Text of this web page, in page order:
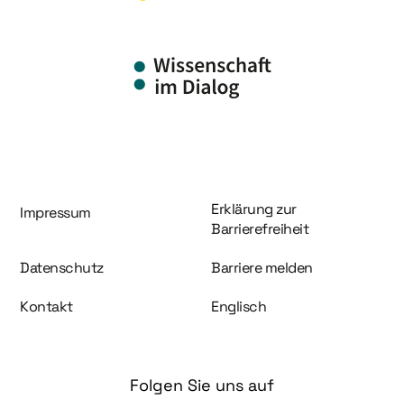
Information und Service
Impressum
Erklärung zur
Barrierefreiheit
Datenschutz Barriere melden
Kontakt Englisch
Folgen Sie uns auf